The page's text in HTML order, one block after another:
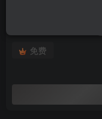
此内容为付费阅读，请付
免费